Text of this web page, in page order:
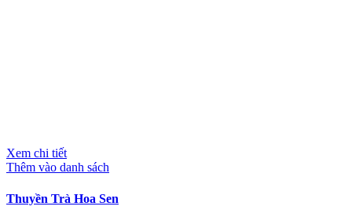
Xem chi tiết
Thêm vào danh sách
Thuyền Trà Hoa Sen